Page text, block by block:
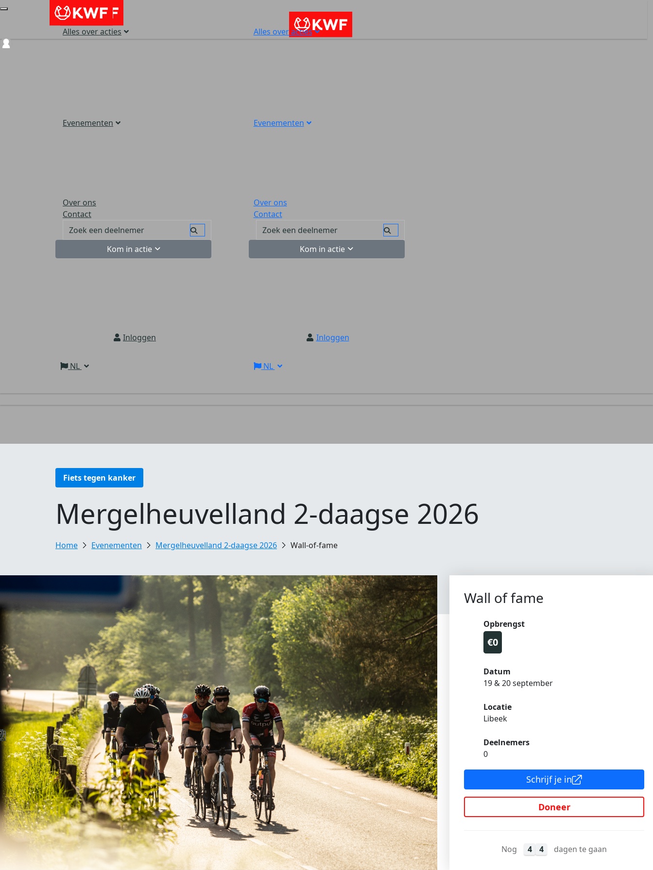
Alles over acties
Evenementen
Over ons
Contact
Kom in actie
Inloggen
NL
Alles over acties
Evenementen
Over ons
Contact
Kom in actie
Inloggen
NL
Fiets tegen kanker
Mergelheuvelland 2-daagse 2026
Evenementen Mergelheuvelland 2-daagse 2026 Wall-of-fame
Wall of fame
Opbrengst
€0
Datum
19 & 20 september
Locatie
Libeek
Deelnemers
0
Schrijf je in
Doneer
Nog 4 4 dagen te gaan